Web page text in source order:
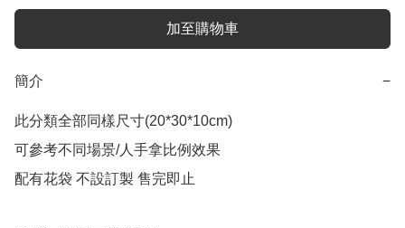
加至購物車
簡介 −
此分類全部同樣尺寸(20*30*10cm)
可參考不同場景/人手拿比例效果
配有花袋 不設訂製 售完即止